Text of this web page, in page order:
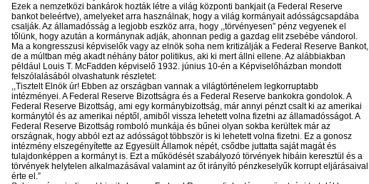
Ezek a nemzetközi bankárok hozták létre a világ központi bankjait (a Federal Reserve
bankot beleértve), amelyeket arra használnak, hogy a világ kormányait adósságcsapdába
csalják. Az államadósság a legjobb eszköz arra, hogy ,,törvényesen” pénz vegyenek el
tőlünk, hogy azután a kormánynak adják, ahonnan pedig a gazdag elit zsebébe vándorol.
Ma a kongresszusi képviselők vagy az elnök soha nem kritizálják a Federal Reserve Bankot,
de a múltban még akadt néhány bátor politikus, aki ki mert állni ellene. Az alábbiakban
például Louis T. McFadden képviselő 1932. június 10-én a Képviselőházban mondott
felszólalásából olvashatunk részletet:
,,Tisztelt Elnök úr! Ebben az országban vannak a világtörténelem legkorruptabb
intézményei. A Federal Reserve Bizottságra és a Federal Reserve bankokra gondolok. A
Federal Reserve Bizottság, ami egy kormánybizottság, már annyi pénzt csalt ki az amerikai
kormánytól és az amerikai néptől, amiből vissza lehetett volna fizetni az államadósságot. A
Federal Reserve Bizottság romboló munkája és bűnei olyan sokba kerültek már az
országnak, hogy abból ezt az adósságot többször is ki lehetett volna fizetni. Ez a gonosz
intézmény elszegényítette az Egyesült Államok népét, csődbe juttatta saját magát és
tulajdonképpen a kormányt is. Ezt a működését szabályozó törvények hibáin keresztül és a
törvények helytelen alkalmazásával valamint az őt irányító pénzkeselyűk korrupt eljárásaival
érte el.”